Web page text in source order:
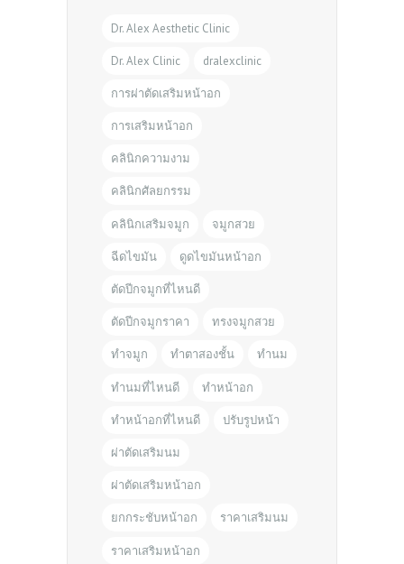
Dr. Alex Aesthetic Clinic
Dr. Alex Clinic dralexclinic
การผ่าตัดเสริมหน้าอก
การเสริมหน้าอก
คลินิกความงาม
คลินิกศัลยกรรม
คลินิกเสริมจมูก จมูกสวย
ฉีดไขมัน ดูดไขมันหน้าอก
ตัดปีกจมูกที่ไหนดี
ตัดปีกจมูกราคา ทรงจมูกสวย
ทำจมูก ทำตาสองชั้น ทำนม
ทำนมที่ไหนดี ทำหน้าอก
ทำหน้าอกที่ไหนดี ปรับรูปหน้า
ผ่าตัดเสริมนม
ผ่าตัดเสริมหน้าอก
ยกกระชับหน้าอก ราคาเสริมนม
ราคาเสริมหน้าอก